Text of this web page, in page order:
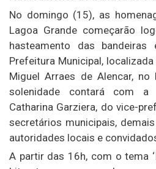
No domingo (15), as
Lagoa Grande começarão
hasteamento das
Prefeitura Municipal,
Miguel Arraes de Alencar,
solenidade contará com a
Catharina Garziera, do vice-
secretários municipais,
autoridades locais e
A partir das 16h, com o tema